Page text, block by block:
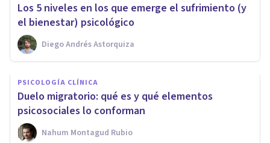
Los 5 niveles en los que emerge el sufrimiento (y
el bienestar) psicológico
Diego Andrés Astorquiza
PSICOLOGÍA CLÍNICA
Duelo migratorio: qué es y qué elementos
psicosociales lo conforman
Nahum Montagud Rubio
¿Para qué conocerse a uno
mismo?
Diego Fernando Vasquez Espinosa